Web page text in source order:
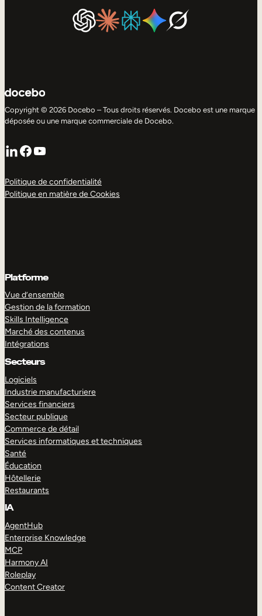
Copyright © 2026 Docebo – Tous droits réservés. Docebo est une marque
déposée ou une marque commerciale de Docebo.
LinkedIn
Facebook
YouTube
Politique de confidentialité
Politique en matière de Cookies
Platforme
Vue d’ensemble
Gestion de la formation
Skills Intelligence
Marché des contenus
Intégrations
Secteurs
Logiciels
Industrie manufacturiere
Services financiers
Secteur publique
Commerce de détail
Services informatiques et techniques
Santé
Éducation
Hôtellerie
Restaurants
IA
AgentHub
Enterprise Knowledge
MCP
Harmony AI
Roleplay
Content Creator